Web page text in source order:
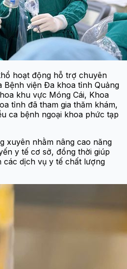
hoạt động hỗ trợ chuyên
Bệnh viện Đa khoa tỉnh Quảng
khu vực Móng Cái, Khoa
tỉnh đã tham gia thăm khám,
ca bệnh ngoại khoa phức tạp
xuyên nhằm nâng cao năng
y tế cơ sở, đồng thời giúp
các dịch vụ y tế chất lượng